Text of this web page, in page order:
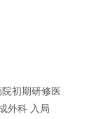
初期研修医
外科 入局